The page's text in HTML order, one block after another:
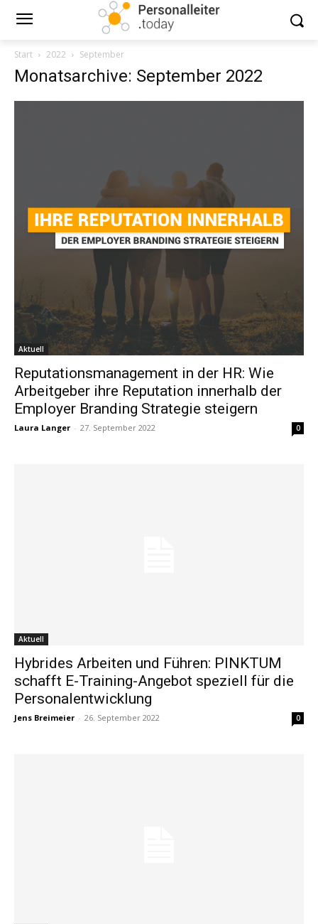
Start 2022 September
Monatsarchive: September 2022
Aktuell
Reputationsmanagement in der HR: Wie
Arbeitgeber ihre Reputation innerhalb der
Employer Branding Strategie steigern
Laura Langer - 27. September 2022 0
Aktuell
Hybrides Arbeiten und Führen: PINKTUM
schafft E-Training-Angebot speziell für die
Personalentwicklung
Jens Breimeier - 26. September 2022 0